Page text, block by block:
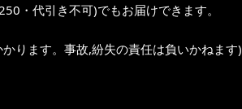
・代引き不可)でもお届けできます。
ります。事故,紛失の責任は負いかねます)